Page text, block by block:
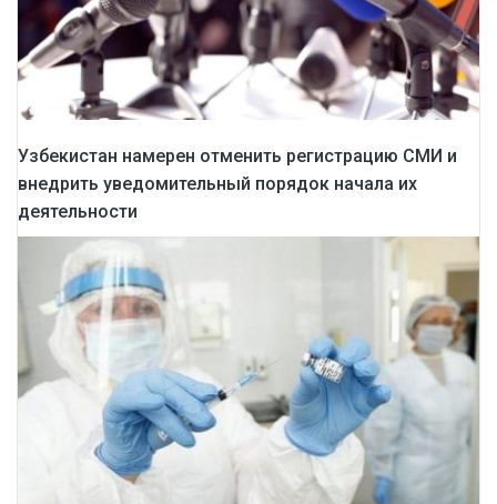
Узбекистан намерен отменить регистрацию СМИ и
внедрить уведомительный порядок начала их
деятельности